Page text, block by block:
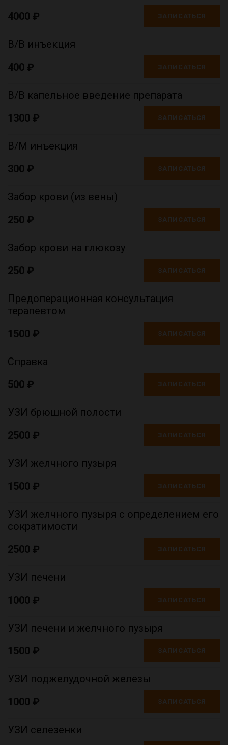
4000 ₽
ЗАПИСАТЬСЯ
В/В инъекция
400 ₽
ЗАПИСАТЬСЯ
В/В капельное введение препарата
1300 ₽
ЗАПИСАТЬСЯ
В/М инъекция
300 ₽
ЗАПИСАТЬСЯ
Забор крови (из вены)
250 ₽
ЗАПИСАТЬСЯ
Забор крови на глюкозу
250 ₽
ЗАПИСАТЬСЯ
Предоперационная консультация
терапевтом
1500 ₽
ЗАПИСАТЬСЯ
Справка
500 ₽
ЗАПИСАТЬСЯ
УЗИ брюшной полости
2500 ₽
ЗАПИСАТЬСЯ
УЗИ желчного пузыря
1500 ₽
ЗАПИСАТЬСЯ
УЗИ желчного пузыря с определением его
сократимости
2500 ₽
ЗАПИСАТЬСЯ
УЗИ печени
1000 ₽
ЗАПИСАТЬСЯ
УЗИ печени и желчного пузыря
1500 ₽
ЗАПИСАТЬСЯ
УЗИ поджелудочной железы
1000 ₽
ЗАПИСАТЬСЯ
УЗИ селезенки